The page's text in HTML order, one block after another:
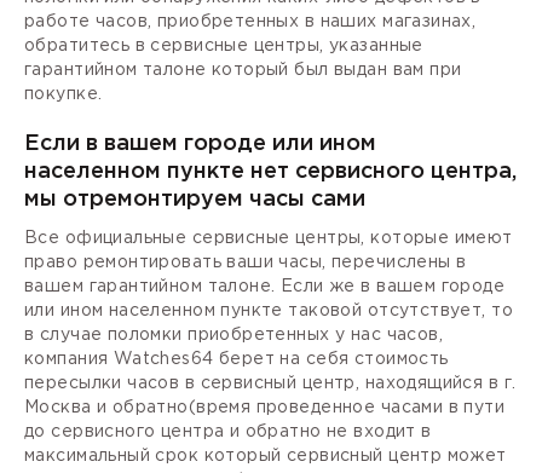
работе часов, приобретенных в наших магазинах,
обратитесь в сервисные центры, указанные
гарантийном талоне который был выдан вам при
покупке.
Если в вашем городе или ином
населенном пункте нет сервисного центра,
мы отремонтируем часы сами
Все официальные сервисные центры, которые имеют
право ремонтировать ваши часы, перечислены в
вашем гарантийном талоне. Если же в вашем городе
или ином населенном пункте таковой отсутствует, то
в случае поломки приобретенных у нас часов,
компания Watches64 берет на себя стоимость
пересылки часов в сервисный центр, находящийся в г.
Москва и обратно(время проведенное часами в пути
до сервисного центра и обратно не входит в
максимальный срок который сервисный центр может